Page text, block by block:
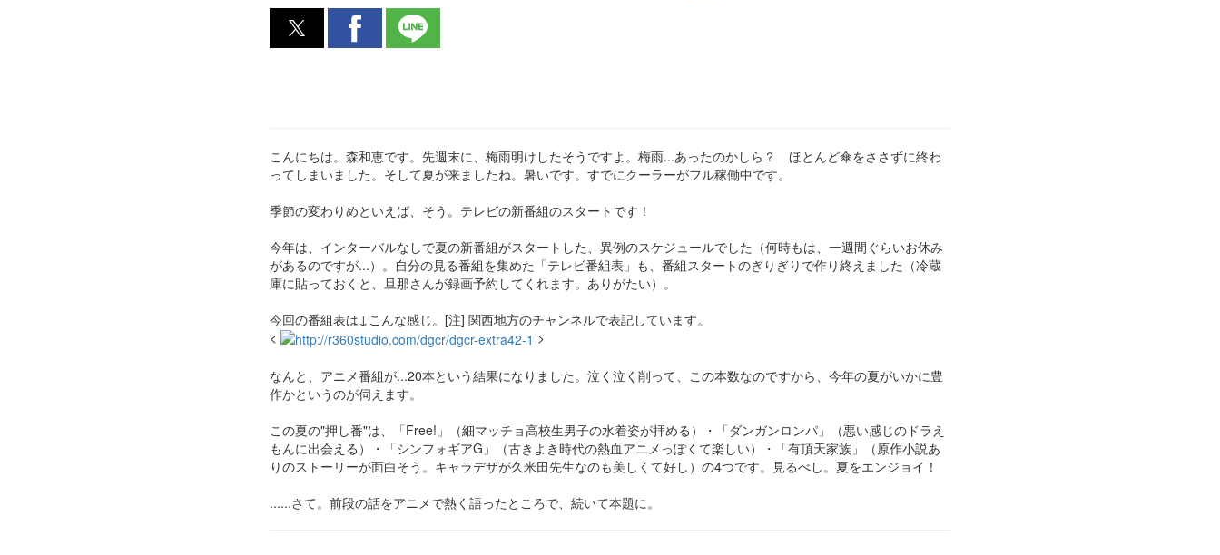
こんにちは。森和恵です。先週末に、梅雨明けしたそうですよ。梅雨...あったのかしら？ ほとんど傘をささずに終わ
ってしまいました。そして夏が来ましたね。暑いです。すでにクーラーがフル稼働中です。
季節の変わりめといえば、そう。テレビの新番組のスタートです！
今年は、インターバルなしで夏の新番組がスタートした、異例のスケジュールでした（何時もは、一週間ぐらいお休み
があるのですが...）。自分の見る番組を集めた「テレビ番組表」も、番組スタートのぎりぎりで作り終えました（冷蔵
庫に貼っておくと、旦那さんが録画予約してくれます。ありがたい）。
今回の番組表は↓こんな感じ。[注] 関西地方のチャンネルで表記しています。
<
>
なんと、アニメ番組が...20本という結果になりました。泣く泣く削って、この本数なのですから、今年の夏がいかに豊
作かというのが伺えます。
この夏の"押し番"は、「Free!」（細マッチョ高校生男子の水着姿が拝める）・「ダンガンロンパ」（悪い感じのドラえ
もんに出会える）・「シンフォギアG」（古きよき時代の熱血アニメっぽくて楽しい）・「有頂天家族」（原作小説あ
りのストーリーが面白そう。キャラデザが久米田先生なのも美しくて好し）の4つです。見るべし。夏をエンジョイ！
......さて。前段の話をアニメで熱く語ったところで、続いて本題に。